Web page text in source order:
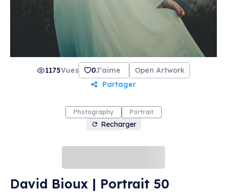
1175Vues 0J'aime
Open Artwork
Partager
Photography Portrait
Recharger
David Bioux | Portrait 50